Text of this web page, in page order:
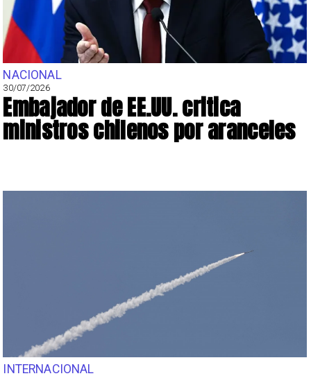
NACIONAL
30/07/2026
Embajador de EE.UU. critica
ministros chilenos por aranceles
INTERNACIONAL